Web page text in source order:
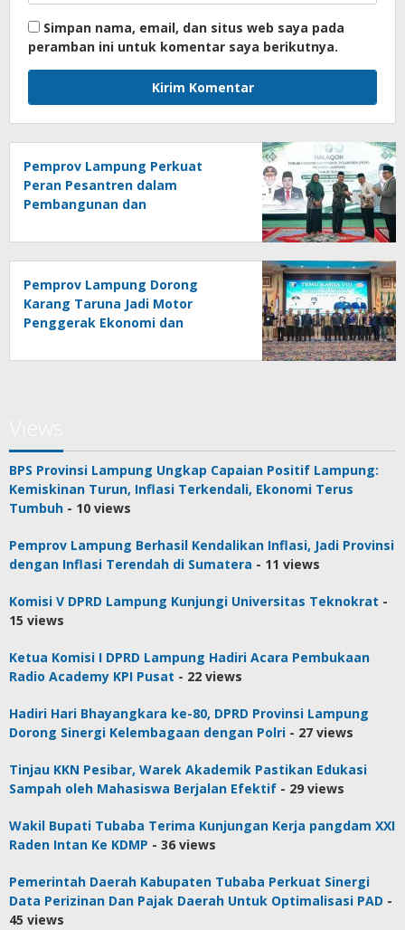
Simpan nama, email, dan situs web saya pada
peramban ini untuk komentar saya berikutnya.
Pemprov Lampung Perkuat
Peran Pesantren dalam
Pembangunan dan
Pemprov Lampung Dorong
Karang Taruna Jadi Motor
Penggerak Ekonomi dan
BPS Provinsi Lampung Ungkap Capaian Positif Lampung:
Kemiskinan Turun, Inflasi Terkendali, Ekonomi Terus
Tumbuh - 10 views
Pemprov Lampung Berhasil Kendalikan Inflasi, Jadi Provinsi
dengan Inflasi Terendah di Sumatera - 11 views
Komisi V DPRD Lampung Kunjungi Universitas Teknokrat -
15 views
Ketua Komisi I DPRD Lampung Hadiri Acara Pembukaan
Radio Academy KPI Pusat - 22 views
Hadiri Hari Bhayangkara ke-80, DPRD Provinsi Lampung
Dorong Sinergi Kelembagaan dengan Polri - 27 views
Tinjau KKN Pesibar, Warek Akademik Pastikan Edukasi
Sampah oleh Mahasiswa Berjalan Efektif - 29 views
Wakil Bupati Tubaba Terima Kunjungan Kerja pangdam XXI
Raden Intan Ke KDMP - 36 views
Pemerintah Daerah Kabupaten Tubaba Perkuat Sinergi
Data Perizinan Dan Pajak Daerah Untuk Optimalisasi PAD -
45 views